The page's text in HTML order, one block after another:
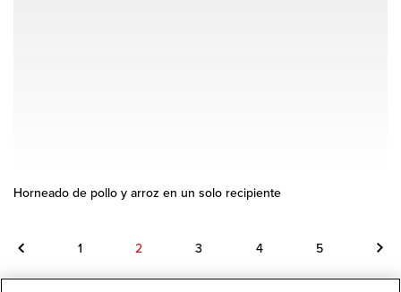
Horneado de pollo y arroz en un solo recipiente
1 2 3 4 5